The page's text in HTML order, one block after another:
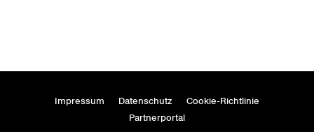
Impressum Datenschutz
Cookie-Richtlinie
Partnerportal